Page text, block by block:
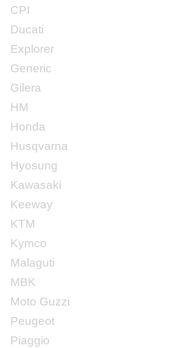
CPI
Ducati
Explorer
Generic
Gilera
HM
Honda
Husqvarna
Hyosung
Kawasaki
Keeway
KTM
Kymco
Malaguti
MBK
Moto Guzzi
Peugeot
Piaggio